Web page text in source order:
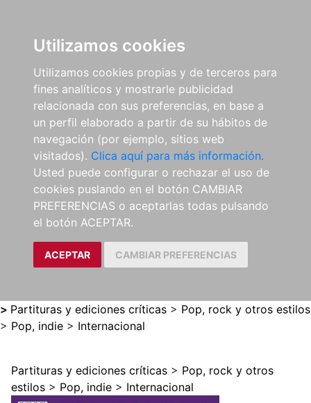
Utilizamos cookies
Utilizamos cookies propias y de terceros para
fines analíticos y mostrarle publicidad
relacionada con sus preferencias, en base a
un perfil elaborado a partir de su hábitos de
navegación (por ejemplo, sitios web
visitados). Clica aquí para más información.
Usted puede configurar o rechazar el uso de
cookies puslando en el botón CAMBIAR
PREFERENCIAS o aceptarlas todas pulsando
el botón ACEPTAR.
ACEPTAR CAMBIAR PREFERENCIAS
> Partituras y ediciones críticas > Pop, rock y otros estilos
> Pop, indie > Internacional
Partituras y ediciones críticas > Pop, rock y otros
estilos > Pop, indie > Internacional